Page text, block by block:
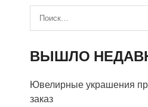
ВЫШЛО
Ювелирные украшения
заказ